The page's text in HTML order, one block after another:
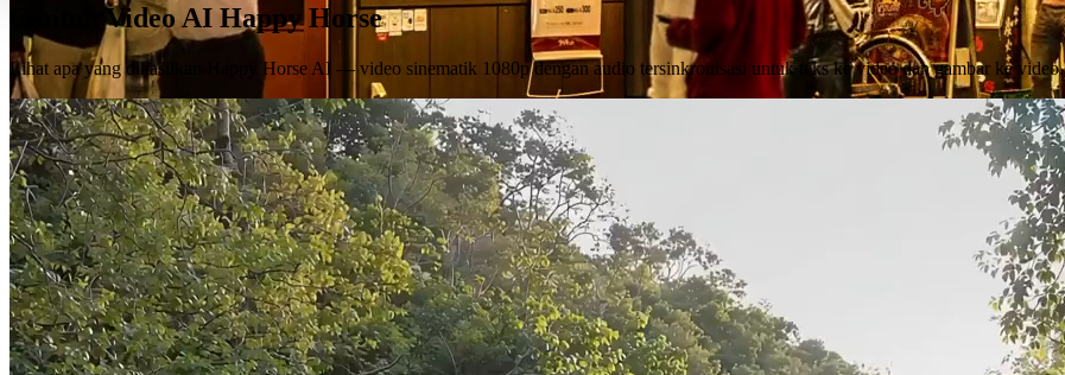
Contoh Video AI Happy Horse
Lihat apa yang dihasilkan Happy Horse AI — video sinematik 1080p dengan audio tersinkronisasi untuk teks ke video dan gambar ke video.